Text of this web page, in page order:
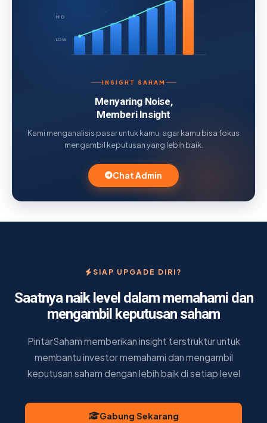
MID
LOW
INSIGHT SAHAM
Menyaring Noise,
Memberi Insight
Kami menganalisis pasar untuk kamu, agar kamu bisa fokus
mengambil keputusan yang lebih baik.
Chat Admin
SIAP UPGADE DIRI?
Saatnya naik level dalam memahami dan
mengambil keputusan saham
PintarSaham memberikan insight terstruktur untuk
membantu investor memahami dan mengambil
keputusan saham dengan lebih baik di setiap level
Gabung Sekarang